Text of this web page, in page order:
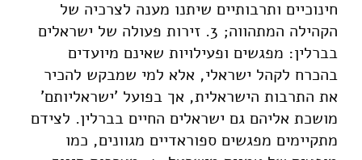
חינוכיים ותרבותיים שיתנו מענה לצרכיה של
הקהילה המתהווה; 3. זירות פעולה של ישראלים
בברלין: מפגשים ופעילויות שאינם מיועדים
בהכרח לקהל ישראלי, אלא למי שמבקש להכיר
את התרבות הישראלית, אך בפועל 'ישראליותם'
מושכת אליהם גם ישראלים החיים בברלין. לצידם
מתקיימים מפגשים ספוראדיים מגוונים, כמו